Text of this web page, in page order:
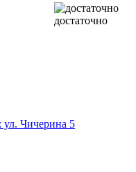
достаточно
ул. Чичерина 5